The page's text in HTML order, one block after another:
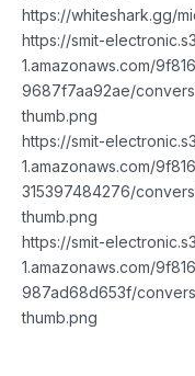
https://whiteshark.gg/
https://smit-
1.amazonaws.com/
9687f7aa92ae/
thumb.png
https://smit-
1.amazonaws.com/
315397484276/
thumb.png
https://smit-
1.amazonaws.com/
987ad68d653f/
thumb.png